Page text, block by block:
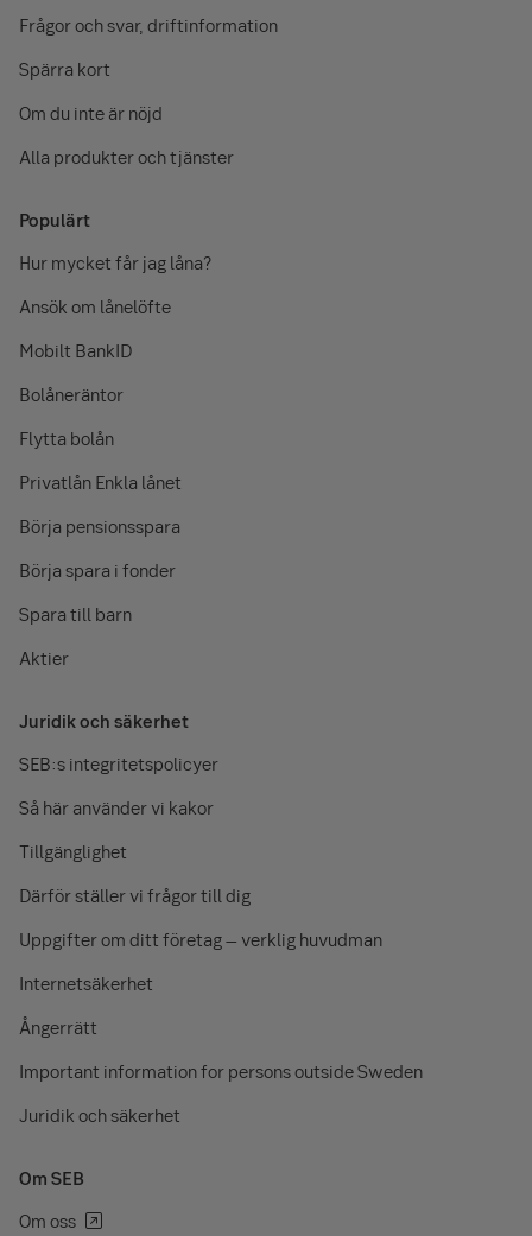
Frågor och svar, driftinformation
Spärra kort
Om du inte är nöjd
Alla produkter och tjänster
Populärt
Hur mycket får jag låna?
Ansök om lånelöfte
Mobilt BankID
Bolåneräntor
Flytta bolån
Privatlån Enkla lånet
Börja pensionsspara
Börja spara i fonder
Spara till barn
Aktier
Juridik och säkerhet
SEB:s integritetspolicyer
Så här använder vi kakor
Tillgänglighet
Därför ställer vi frågor till dig
Uppgifter om ditt företag – verklig huvudman
Internetsäkerhet
Ångerrätt
Important information for persons outside Sweden
Juridik och säkerhet
Om SEB
Om oss